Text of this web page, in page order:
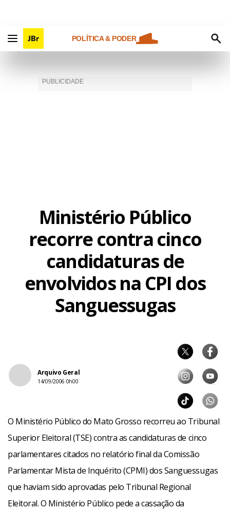
POLÍTICA & PODER
Ministério Público
recorre contra cinco
candidaturas de
envolvidos na CPI dos
Sanguessugas
Arquivo Geral
14/09/2006 0h00
O Ministério Público do Mato Grosso recorreu ao Tribunal
Superior Eleitoral (TSE) contra as candidaturas de cinco
parlamentares citados no relatório final da Comissão
Parlamentar Mista de Inquérito (CPMI) dos Sanguessugas
que haviam sido aprovadas pelo Tribunal Regional
Eleitoral. O Ministério Público pede a cassação da